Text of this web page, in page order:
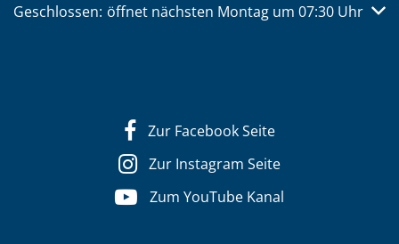
Klicken, um weitere Öffnungs- oder Schließzeiten
Geschlossen: öffnet nächsten Montag um 07:30 Uhr
Zur Facebook Seite
Zur Instagram Seite
Zum YouTube Kanal